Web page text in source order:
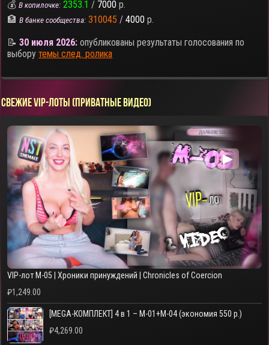
💰В копилочке: 2353.1 / 7000 р.
🏦В банке сообщества: 310045 / 4000 р.
📝30 июля 2026: опубликованы результаты голосования по
выборутемы след. ролика
СВЕЖИЕ VIP-ЛОТЫ (ПРИВАТНЫЕ ВИДЕО)
▶
VIP-лот M-05 | Хроники принуждений | Chronicles of Coercion
₽1,249.00
[MEGA-КОМПЛЕКТ] 4 в 1 – M-01+M-04 (экономия 550 р.)
₽4,269.00